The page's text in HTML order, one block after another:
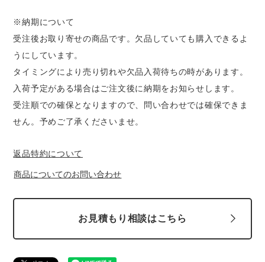
※納期について
受注後お取り寄せの商品です。欠品していても購入できるよ
うにしています。
タイミングにより売り切れや欠品入荷待ちの時があります。
入荷予定がある場合はご注文後に納期をお知らせします。
受注順での確保となりますので、問い合わせでは確保できま
せん。予めご了承くださいませ。
返品特約について
商品についてのお問い合わせ
お見積もり相談はこちら